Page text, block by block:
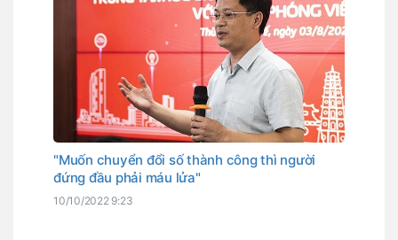
"Muốn chuyển đổi số thành công thì người
đứng đầu phải máu lửa"
10/10/2022 9:23